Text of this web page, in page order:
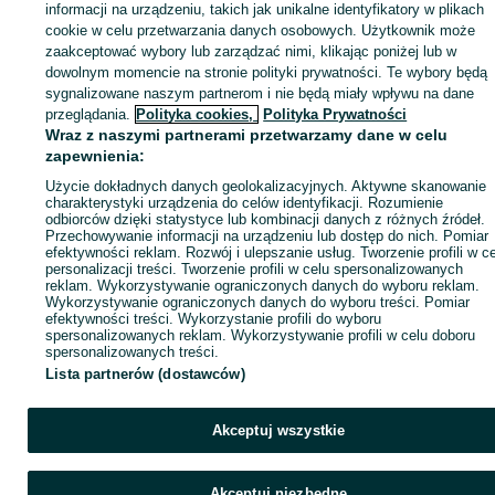
KATEGORIA
ID:980191383 Wyświetlenia:
informacji na urządzeniu, takich jak unikalne identyfikatory w plikach
cookie w celu przetwarzania danych osobowych. Użytkownik może
zaakceptować wybory lub zarządzać nimi, klikając poniżej lub w
dowolnym momencie na stronie polityki prywatności. Te wybory będą
sygnalizowane naszym partnerom i nie będą miały wpływu na dane
przeglądania. Polityka cookies, Polityka Prywatności
Wraz z naszymi partnerami przetwarzamy dane w celu
zapewnienia:
Użycie dokładnych danych geolokalizacyjnych. Aktywne skanowanie
charakterystyki urządzenia do celów identyfikacji. Rozumienie
odbiorców dzięki statystyce lub kombinacji danych z różnych źródeł.
Przechowywanie informacji na urządzeniu lub dostęp do nich. Pomiar
efektywności reklam. Rozwój i ulepszanie usług. Tworzenie profili w
personalizacji treści. Tworzenie profili w celu spersonalizowanych
reklam. Wykorzystywanie ograniczonych danych do wyboru reklam.
Wykorzystywanie ograniczonych danych do wyboru treści. Pomiar
efektywności treści. Wykorzystanie profili do wyboru
spersonalizowanych reklam. Wykorzystywanie profili w celu doboru
spersonalizowanych treści.
Lista partnerów (dostawców)
Akceptuj wszystkie